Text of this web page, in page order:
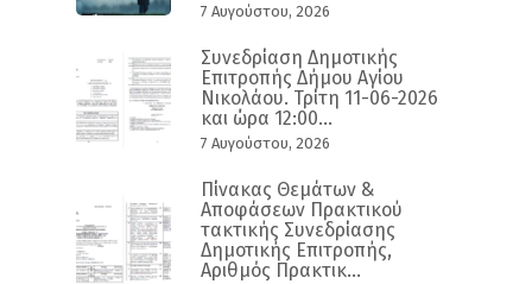
7 Αυγούστου, 2026
Συνεδρίαση Δημοτικής
Επιτροπής Δήμου Αγίου
Νικολάου. Τρίτη 11-06-2026
και ώρα 12:00...
7 Αυγούστου, 2026
Πίνακας Θεμάτων &
Αποφάσεων Πρακτικού
τακτικής Συνεδρίασης
Δημοτικής Επιτροπής,
Αριθμός Πρακτικ...